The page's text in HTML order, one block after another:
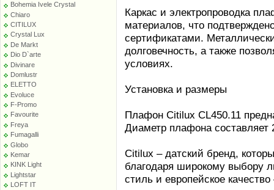
Bohemia Ivele Crystal
Chiaro
CITILUX
Crystal Lux
De Markt
Dio D`arte
Divinare
Domlustr
ELETTO
Evoluce
F-Promo
Favourite
Freya
Fumagalli
Globo
Kemar
KINK Light
Lightstar
LOFT IT
Каркас и электропроводка
материалов, что
сертификатами.
долговечность, а также
условиях.
Установка и размеры
Плафон Citilux CL450.11
Диаметр плафона
Citilux – датский бренд,
благодаря широкому выбору
стиль и европейское